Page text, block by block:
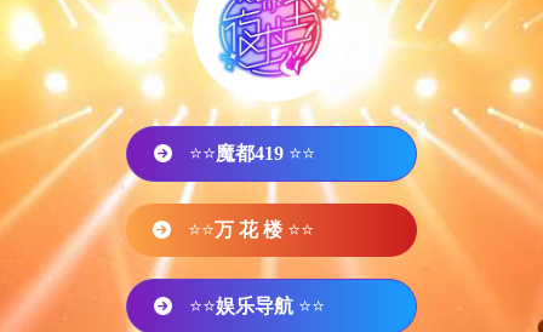
⭐⭐魔都419 ⭐⭐
⭐⭐万 花 楼 ⭐⭐
⭐⭐娱乐导航 ⭐⭐